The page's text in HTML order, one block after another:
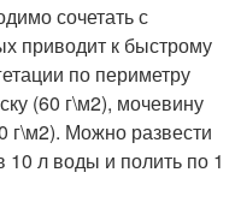
сочетать с
приводит к быстрому
по периметру
(60 г\м2), мочевину
г\м2). Можно развести
10 л воды и полить по 1